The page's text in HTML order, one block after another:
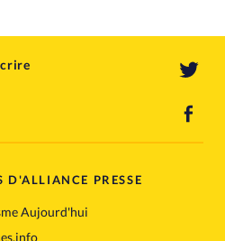
D'ALLIANCE PRESSE
Aujourd'hui